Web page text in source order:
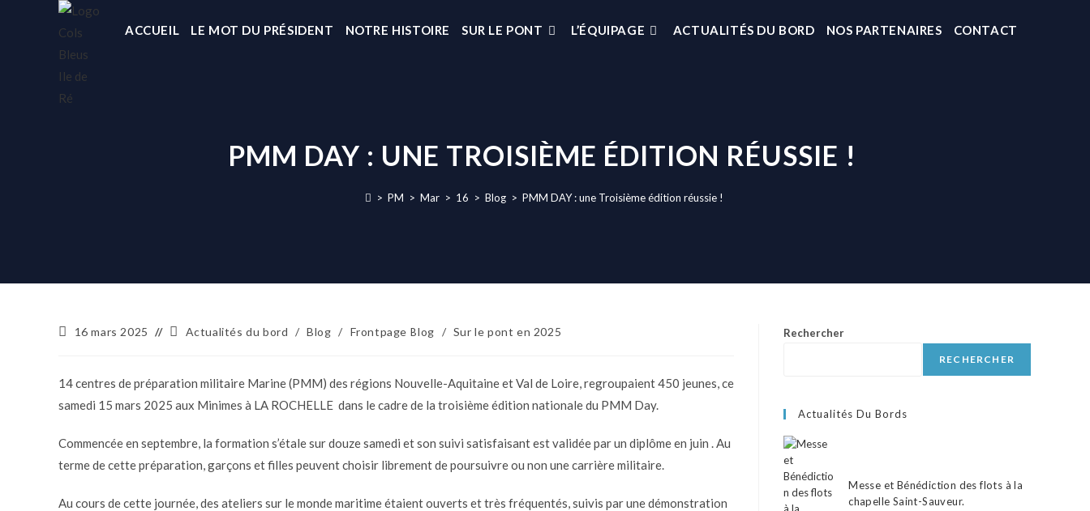
ACCUEIL LE MOT DU PRÉSIDENT NOTRE HISTOIRE SUR LE PONT L’ÉQUIPAGE ACTUALITÉS DU BORD NOS PARTENAIRES CONTACT
PMM DAY : UNE TROISIÈME ÉDITION RÉUSSIE !
> PM > Mar > 16 > Blog > PMM DAY : une Troisième édition réussie !
16 mars 2025 Actualités du bord / Blog / Frontpage Blog / Sur le pont en 2025
14 centres de préparation militaire Marine (PMM) des régions Nouvelle-Aquitaine et Val de Loire, regroupaient 450 jeunes, ce
samedi 15 mars 2025 aux Minimes à LA ROCHELLE dans le cadre de la troisième édition nationale du PMM Day.
Commencée en septembre, la formation s’étale sur douze samedi et son suivi satisfaisant est validée par un diplôme en juin . Au
terme de cette préparation, garçons et filles peuvent choisir librement de poursuivre ou non une carrière militaire.
Au cours de cette journée, des ateliers sur le monde maritime étaient ouverts et très fréquentés, suivis par une démonstration
Rechercher
RECHERCHER
Actualités Du Bords
Messe et Bénédiction des flots à la
chapelle Saint-Sauveur.